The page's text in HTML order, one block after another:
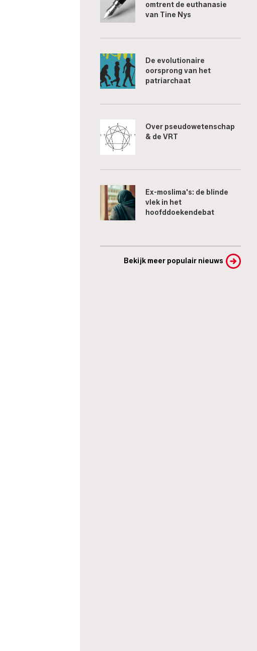
omtrent de euthanasie
van Tine Nys
De evolutionaire
oorsprong van het
patriarchaat
Over pseudowetenschap
& de VRT
Ex-moslima's: de blinde
vlek in het
hoofddoekendebat
Bekijk meer populair nieuws